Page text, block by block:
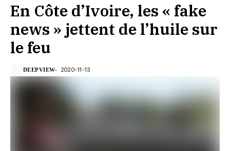
En Côte d’Ivoire, les « fake
news » jettent de l’huile sur
le feu
DEEPVIEW 2020-11-13